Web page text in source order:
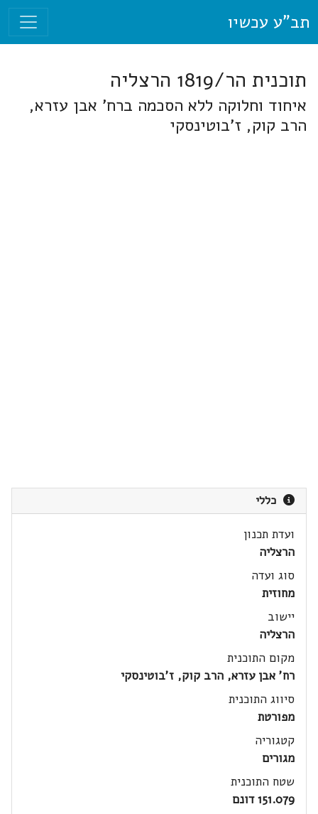
תב"ע עכשיו
תוכנית הר/1819 הרצליה
איחוד וחלוקה ללא הסכמה ברח' אבן עזרא,
הרב קוק, ז'בוטינסקי
כללי
ועדת תכנון
הרצליה
סוג ועדה
מחוזית
יישוב
הרצליה
מקום התוכנית
רח' אבן עזרא, הרב קוק, ז'בוטינסקי
סיווג התוכנית
מפורטת
קטגוריה
מגורים
שטח התוכנית
151.079 דונם